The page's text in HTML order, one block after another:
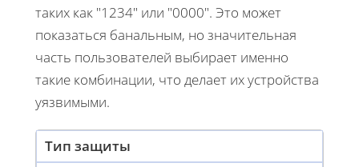
таких как "1234" или "0000". Это может
показаться банальным, но значительная
часть пользователей выбирает именно
такие комбинации, что делает их устройства
уязвимыми.
Тип защиты